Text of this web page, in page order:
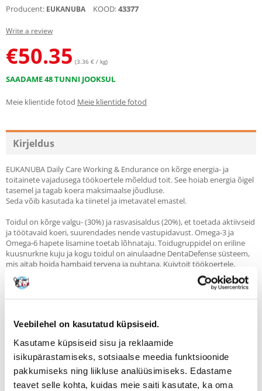
Veebilehel on kasutatud küpsiseid.
Kasutame küpsiseid sisu ja reklaamide
isikupärastamiseks, sotsiaalse meedia funktsioonide
pakkumiseks ning liikluse analüüsimiseks. Edastame
teavet selle kohta, kuidas meie saiti kasutate, ka oma
Producent: EUKANUBA KOOD:43377
Write a review
€50.35 (3.36 € / kg)
SAADAME 48 TUNNI JOOKSUL
Meie klientide fotod Meie klientide fotod
Kirjeldus
EUKANUBA Daily Care Working & Endurance on kõrge energia- ja
toitainete vajadusega töökoertele mõeldud toit. See hoiab energia õigel
tasemel ja tagab koera maksimaalse jõudluse.
Seda võib kasutada ka tiinetel ja imetavatel emastel.
Toidul on kõrge valgu- (30%) ja rasvasisaldus (20%), et toetada aktiivseid
ja töötavaid koeri, suurendades nende vastupidavust. Omega-3 ja
Omega-6 hapete lisamine toetab lõhnataju. Toidugruppidel on eriline
kuusnurkne kuju ja kogu toidul on ainulaadne DentaDefense süsteem,
mis aitab hoida hambaid tervena ja puhtana. Kuivtoit töökoertele,
sisaldab värsket kana, tugevate ja rasvata lihaste ehitamiseks. 100%
täisväärtuslik ja tasakaalustatud toit on ideaalne toit täiskasvanud
valemid vastavalt koera kaalule ja elujärjele. Eukanuba toidud
sisaldavad kvaliteetset loomset valku ja aitavad säilitada tervislikku
kehakaalu. Lisaks toetavad nad seedimist ning parandavad naha ja
karvkatte seisundit, säilitades samal ajal sobiva energiataseme. Need
võimaldavad teie koeral nautida optimaalset vormi.